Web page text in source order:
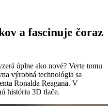
a fascinuje čoraz
úplne ako nové? Verte tomu
výrobná technológia sa
Ronalda Reagana. V
históriu 3D tlače.